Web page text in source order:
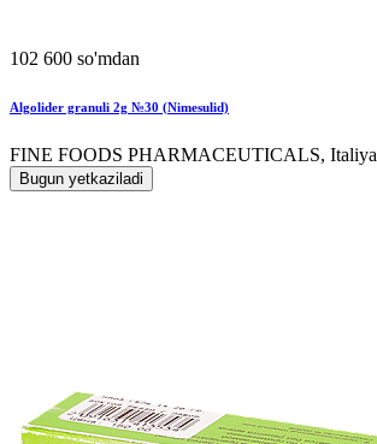
102 600 so'mdan
Algolider granuli 2g №30 (Nimesulid)
FINE FOODS PHARMACEUTICALS, Italiya
Bugun yetkaziladi